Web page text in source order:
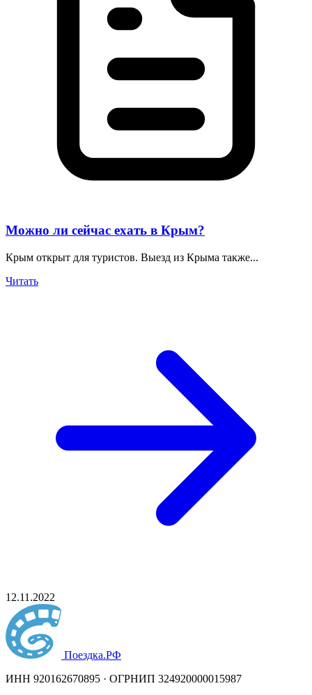
Можно ли сейчас ехать в Крым?
Крым открыт для туристов. Выезд из Крыма также...
Читать
12.11.2022
Поездка.РФ
ИНН 920162670895 · ОГРНИП 324920000015987